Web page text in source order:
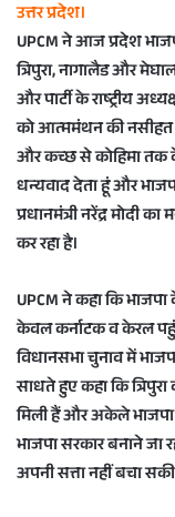
a
n
a
i
l
उत्तर प्रदेश।
UPCM ने आज प्रदेश
त्रिपुरा, नागालैड और
और पार्टी के राष्ट्रीय
को आत्ममंथन की नसीहत
और कच्छ से कोहिमा तक
धन्यवाद देता हूं और
प्रधानमंत्री नरेंद्र मोदी
कर रहा है।
UPCM ने कहा कि
केवल कर्नाटक व केरल
विधानसभा चुनाव में
साधते हुए कहा कि
मिली हैं और अकेले भाजपा
भाजपा सरकार बनाने जा
अपनी सत्ता नहीं बचा